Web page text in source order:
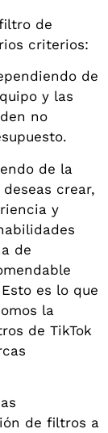
de
criterios:
de
y las
no
de la
crear,
y
de
es lo que
la
de TikTok
de filtros a